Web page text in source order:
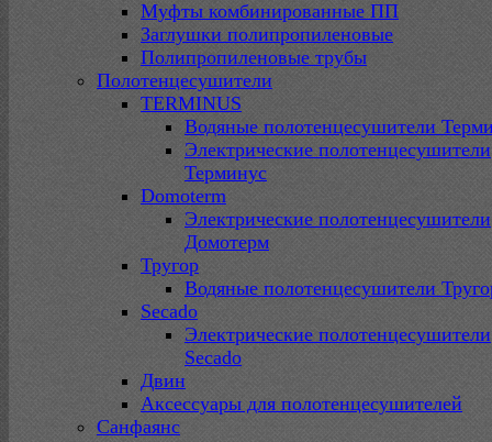
Муфты комбинированные ПП
Заглушки полипропиленовые
Полипропиленовые трубы
Полотенцесушители
TERMINUS
Водяные полотенцесушители
Электрические полотенцесушители
Терминус
Domoterm
Электрические полотенцесушители
Домотерм
Тругор
Водяные полотенцесушители
Secado
Электрические полотенцесушители
Secado
Двин
Аксессуары для полотенцесушителей
Санфаянс